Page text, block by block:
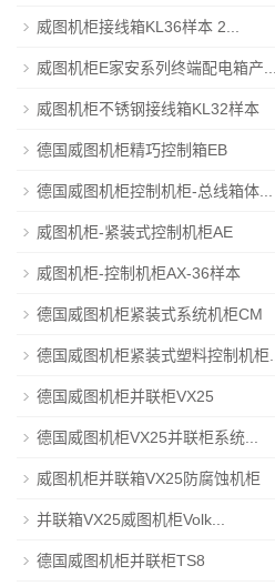
威图机柜接线箱KL36样本 2...
威图机柜E家安系列终端配电箱产...
威图机柜不锈钢接线箱KL32样本
德国威图机柜精巧控制箱EB
德国威图机柜控制机柜-总线箱体...
威图机柜-紧装式控制机柜AE
威图机柜-控制机柜AX-36样本
德国威图机柜紧装式系统机柜CM
德国威图机柜紧装式塑料控制机柜...
德国威图机柜并联柜VX25
德国威图机柜VX25并联柜系统...
威图机柜并联箱VX25防腐蚀机柜
并联箱VX25威图机柜Volk...
德国威图机柜并联柜TS8